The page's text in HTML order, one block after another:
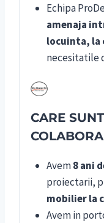
Echipa
amenaja
locuinta, la
necesitatile
CARE
Avem8 ani
proiectarii,
mobilier la
Avem in